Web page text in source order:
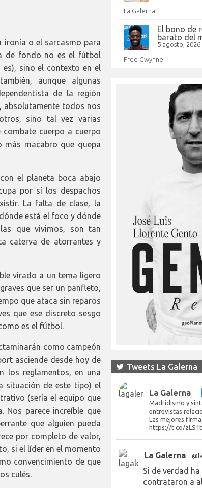
ironía o el sarcasmo para
de fondo no es el fútbol
sino el contexto en el
aunque algunas
de la región
absolutamente todos nos
sino tal vez varias
combate cuerpo a cuerpo
más macabro que quepa
el planeta boca abajo
por sí los despachos
La falta de clase, la
está el foco y dónde
que vivimos, son tan
caterva de atorrantes y
virado a un tema ligero
que ser un panfleto,
que ataca sin reparos
que ese discreto sesgo
es el fútbol.
como campeón
asciende desde hoy de
los reglamentos, en una
situación de este tipo) el
(sería el equipo que
Nos parece increíble que
que alguien pueda
por completo de valor,
si el líder en el momento
convencimiento de que
culés.
La Galerna
El bono de
barato del
5 agosto, 2026
Fred Gwynne
Tweets La Galerna
La Galerna
Madridismo y
entrevistas
Las mejores
https://t.co/
La Galerna
Si de verdad
contrataron a